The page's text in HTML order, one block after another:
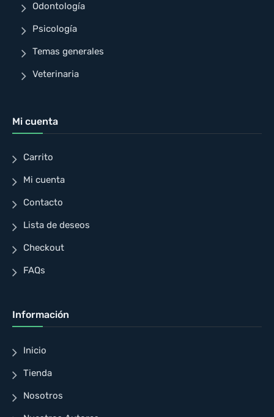
Odontología
Psicología
Temas generales
Veterinaria
Mi cuenta
Carrito
Mi cuenta
Contacto
Lista de deseos
Checkout
FAQs
Información
Inicio
Tienda
Nosotros